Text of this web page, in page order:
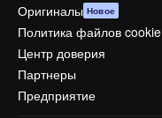
Оригиналы Новое
Политика файлов cookie
Центр доверия
Партнеры
Предприятие